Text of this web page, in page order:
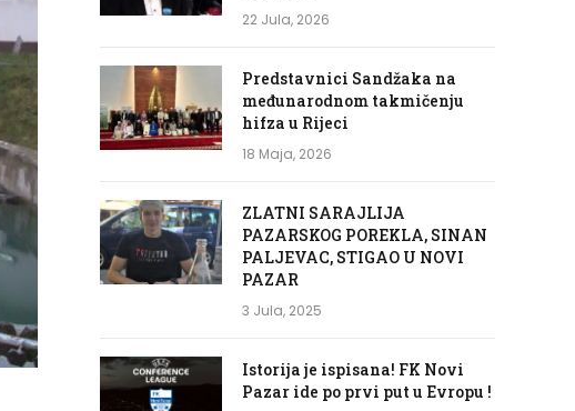
22 Jula, 2026
Predstavnici Sandžaka na
međunarodnom takmičenju
hifza u Rijeci
18 Maja, 2026
ZLATNI SARAJLIJA
PAZARSKOG POREKLA, SINAN
PALJEVAC, STIGAO U NOVI
PAZAR
3 Jula, 2025
Istorija je ispisana! FK Novi
Pazar ide po prvi put u Evropu !